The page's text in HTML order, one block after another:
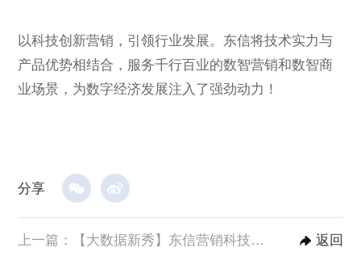
以科技创新营销，引领行业发展。东信将技术实力与
产品优势相结合，服务千行百业的数智营销和数智商
业场景，为数字经济发展注入了强劲动力！
分享
上一篇：
【大数据新秀】东信营销科技发布新产品：营赛数据，颠覆传统营销分析，小白秒变专家！
返回